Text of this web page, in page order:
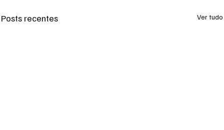
Posts recentes Ver tudo